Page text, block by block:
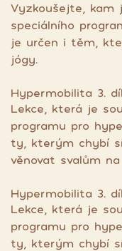
Vyzkoušejte, kam
speciálního
je určen i těm,
jógy.
Hypermobilita 3.
Lekce, která je
programu pro
ty, kterým chybí
věnovat svalům
Hypermobilita 3.
Lekce, která je
programu pro
ty, kterým chybí